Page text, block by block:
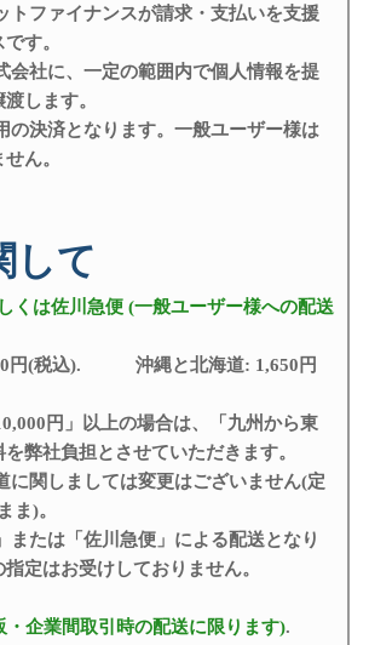
トファイナンスが請求・支払いを支援
す。
会社に、一定の範囲内で個人情報を提
します。
の決済となります。一般ユーザー様は
ん。
して
くは佐川急便 (一般ユーザー様への配送
円(税込). 沖縄と北海道: 1,650円
円」以上の場合は、「九州から東
弊社負担とさせていただきます。
に関しましては変更はございません(定
ま)。
または「佐川急便」による配送となり
定はお受けしておりません。
・企業間取引時の配送に限ります).